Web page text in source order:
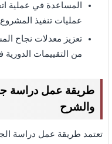
المساعدة في عملية
عمليات تنفيذ
تعزيز معدلات نجاح
من التقييمات
طريقة عمل دراسة
والشرح
تعتمد طريقة عمل دراسة